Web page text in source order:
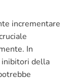
incrementare
In
inibitori della